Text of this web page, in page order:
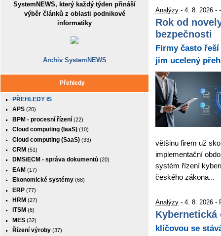
SystemNEWS, který každý týden přináší
výběr článků z oblasti podnikové
informatiky
Archiv SystemNEWS
Přehledy
PŘEHLEDY IS
APS (20)
BPM - procesní řízení (22)
Cloud computing (IaaS) (10)
Cloud computing (SaaS) (33)
CRM (51)
DMS/ECM - správa dokumentů (20)
EAM (17)
Ekonomické systémy (68)
ERP (77)
HRM (27)
ITSM (6)
MES (32)
Řízení výroby (37)
Analýzy - 4. 8. 2026 -
Rok od
bezpečnosti
Firmy často
jim ucelený
většinu firem už
implementační
systém řízení
českého zákona...
Analýzy - 4. 8. 2026 -
klíčovou se